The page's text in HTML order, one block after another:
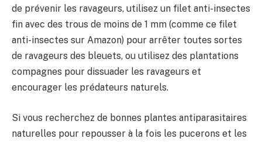
de prévenir les ravageurs, utilisez un filet anti-insectes
fin avec des trous de moins de 1 mm (comme ce filet
anti-insectes sur Amazon) pour arrêter toutes sortes
de ravageurs des bleuets, ou utilisez des plantations
compagnes pour dissuader les ravageurs et
encourager les prédateurs naturels.
Si vous recherchez de bonnes plantes antiparasitaires
naturelles pour repousser à la fois les pucerons et les